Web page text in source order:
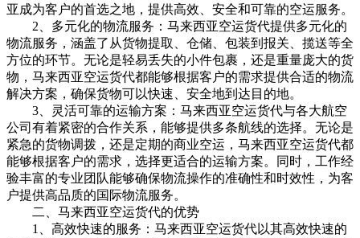
亚成为客户的首选之地，提供高效、安全和可靠的空运服务。
2、多元化的物流服务：马来西亚空运货代提供多元化的
物流服务，涵盖了从货物提取、仓储、包装到报关、揽送等全
方位的环节。无论是轻易丢失的小件包裹，还是重量庞大的货
物，马来西亚空运货代都能够根据客户的需求提供合适的物流
解决方案，确保货物可以快速、安全地到达目的地。
3、灵活可靠的运输方案：马来西亚空运货代与各大航空
公司有着紧密的合作关系，能够提供多条航线的选择。无论是
紧急的货物调拨，还是定期的商业空运，马来西亚空运货代都
能够根据客户的需求，选择更适合的运输方案。同时，工作经
验丰富的专业团队能够确保物流操作的准确性和时效性，为客
户提供高品质的国际物流服务。
二、马来西亚空运货代的优势
1、高效快速的服务：马来西亚空运货代以其高效快速的